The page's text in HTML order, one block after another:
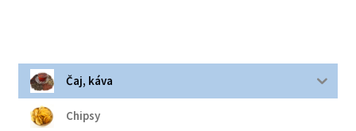
Čaj, káva
Chipsy